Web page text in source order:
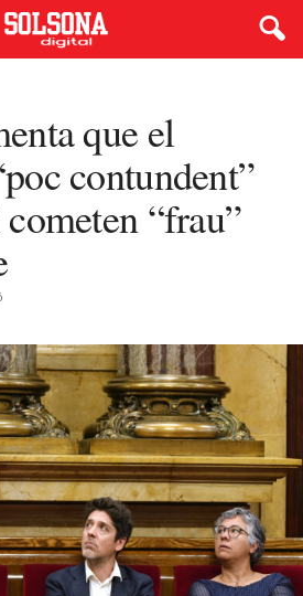
que el
contundent”
“frau”